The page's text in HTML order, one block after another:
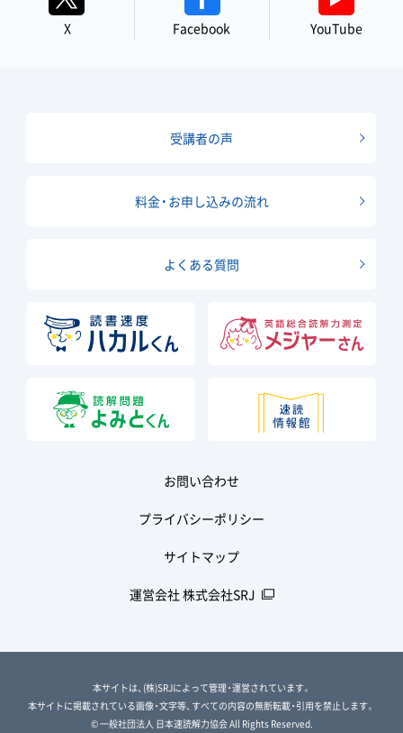
X Facebook YouTube
受講者の声
料金・お申し込みの流れ
よくある質問
お問い合わせ
プライバシーポリシー
サイトマップ
運営会社 株式会社SRJ
本サイトは、(株)SRJによって管理・運営されています。
本サイトに掲載されている画像・文字等、すべての内容の無断転載・引用を禁止します。
© 一般社団法人 日本速読解力協会 All Rights Reserved.